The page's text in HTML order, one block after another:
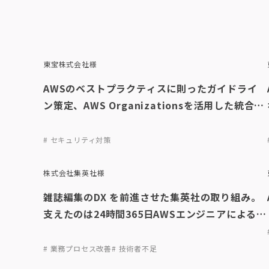
東宝株式会社様
AWSのベストプラクティスに則ったガイドライ
ン策定、AWS Organizationsを活用した統合管
を強化
# セキュリティ対策
株式会社集英社様
雑誌編集のDX を前進させた集英社の取り組み。
支えたのは24時間365日AWSエンジニアによる運
# 業務プロセス改善# 技術者不足